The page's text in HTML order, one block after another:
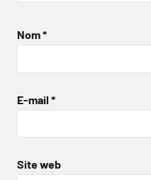
Nom*
E-mail *
Site web